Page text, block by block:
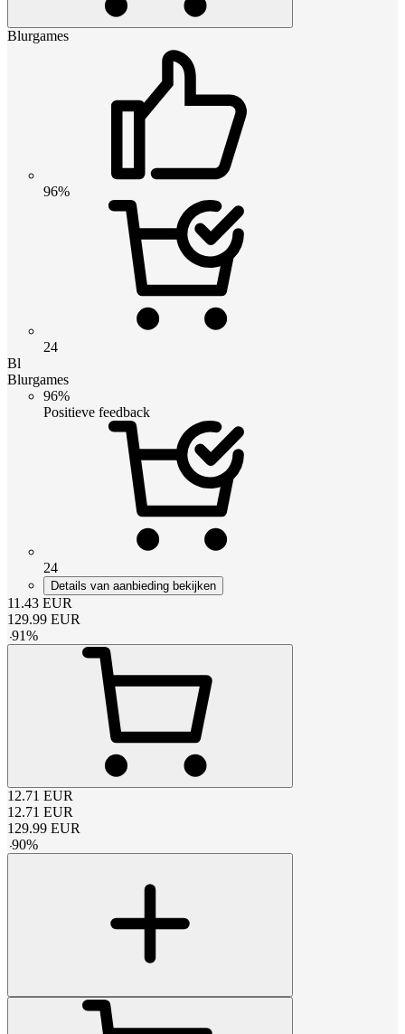
Blurgames
96%
24
Bl
Blurgames
96%
Positieve feedback
24
Details van aanbieding bekijken
11.43 EUR
129.99 EUR
-91%
12.71 EUR
12.71 EUR
129.99 EUR
-90%